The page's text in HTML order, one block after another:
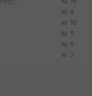
6
16
5
5
7